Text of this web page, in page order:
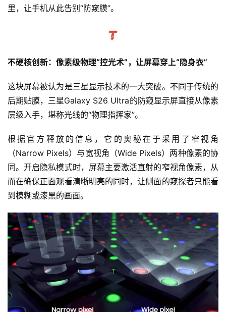
里，让手机从此告别“防窥膜”。
不硬核创新：像素级物理“控光术”，让屏幕穿上“隐身衣”
这块屏幕被认为是三星显示技术的一大突破。不同于传统的
后期贴膜，三星Galaxy S26 Ultra的防窥显示屏直接从像素
层级入手，堪称光线的“物理指挥家”。
根据官方释放的信息，它的奥秘在于采用了窄视角
（Narrow Pixels）与宽视角（Wide Pixels）两种像素的协
同。开启隐私模式时，屏幕主要激活直射的窄视角像素，从
而在确保正面观看清晰明亮的同时，让侧面的窥探者只能看
到模糊或漆黑的画面。